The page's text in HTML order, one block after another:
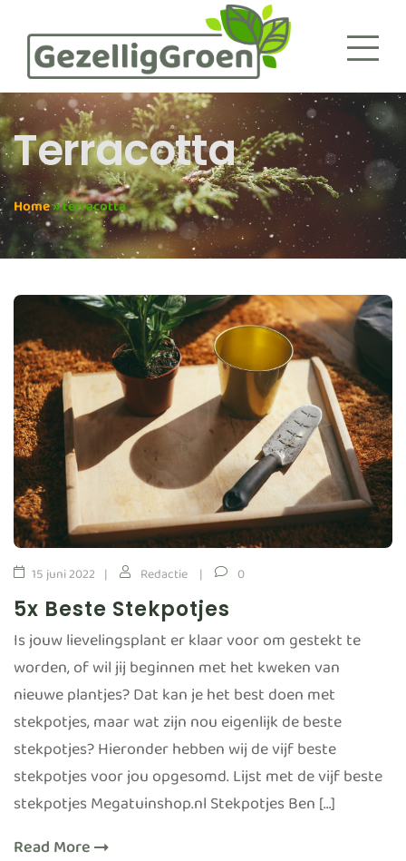
Terracotta
Home»terracotta
15 juni 2022 Redactie 0
5x Beste Stekpotjes
Is jouw lievelingsplant er klaar voor om gestekt te
worden, of wil jij beginnen met het kweken van
nieuwe plantjes? Dat kan je het best doen met
stekpotjes, maar wat zijn nou eigenlijk de beste
stekpotjes? Hieronder hebben wij de vijf beste
stekpotjes voor jou opgesomd. Lijst met de vijf beste
stekpotjes Megatuinshop.nl Stekpotjes Ben […]
Read More